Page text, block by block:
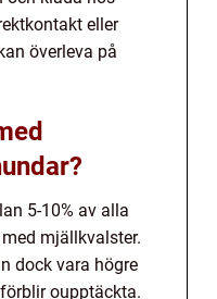
eller
överleva på
5-10% av alla
mjällkvalster.
dock vara högre
oupptäckta.